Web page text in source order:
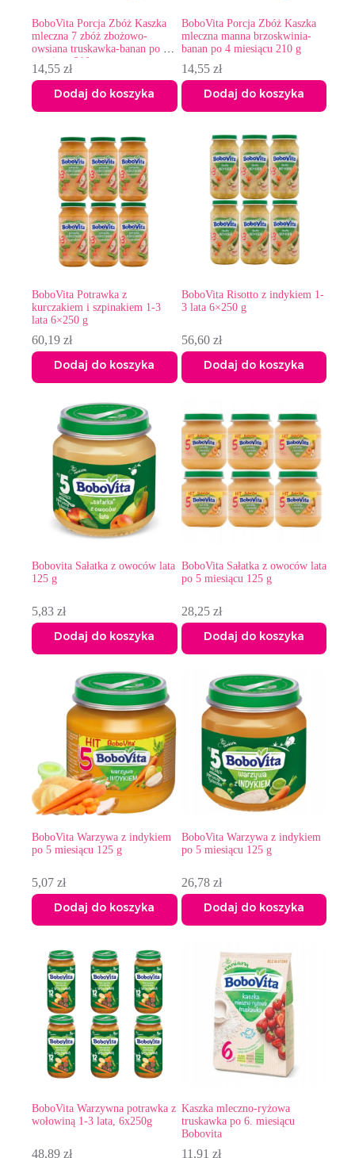
BoboVita Porcja Zbóż Kaszka
mleczna 7 zbóż zbożowo-
owsiana truskawka-banan po 8
miesiącu 210 g
14,55 zł
Dodaj do koszyka
BoboVita Porcja Zbóż Kaszka
mleczna manna brzoskwinia-
banan po 4 miesiącu 210 g
14,55 zł
Dodaj do koszyka
BoboVita Potrawka z
kurczakiem i szpinakiem 1-3
lata 6×250 g
60,19 zł
Dodaj do koszyka
BoboVita Risotto z indykiem 1-
3 lata 6×250 g
56,60 zł
Dodaj do koszyka
Bobovita Sałatka z owoców lata
125 g
5,83 zł
Dodaj do koszyka
BoboVita Sałatka z owoców lata
po 5 miesiącu 125 g
28,25 zł
Dodaj do koszyka
BoboVita Warzywa z indykiem
po 5 miesiącu 125 g
5,07 zł
Dodaj do koszyka
BoboVita Warzywa z indykiem
po 5 miesiącu 125 g
26,78 zł
Dodaj do koszyka
BoboVita Warzywna potrawka z
wołowiną 1-3 lata, 6x250g
48,89 zł
Kaszka mleczno-ryżowa
truskawka po 6. miesiącu
Bobovita
11,91 zł